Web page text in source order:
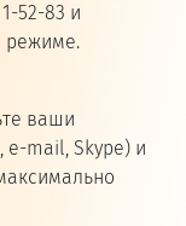
52-83 и
режиме.
ваши
mail, Skype) и